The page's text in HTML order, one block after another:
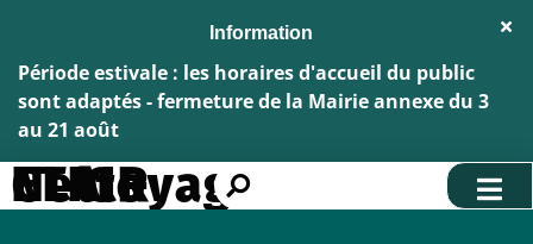
Aller à la recherche
Période estivale : les horaires d'accueil du public
sont adaptés - fermeture de la Mairie annexe du 3
au 21 août
CLAIR ETIC - Nettoyage le